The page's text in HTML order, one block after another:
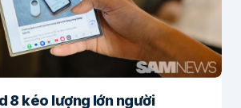
8 kéo lượng lớn người